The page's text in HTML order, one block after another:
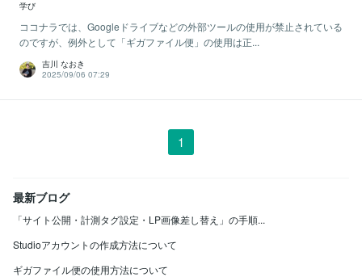
学び
ココナラでは、Googleドライブなどの外部ツールの使用が禁止されている
のですが、例外として「ギガファイル便」の使用は正...
吉川 なおき
2025/09/06 07:29
1
最新ブログ
「サイト公開・計測タグ設定・LP画像差し替え」の手順...
Studioアカウントの作成方法について
ギガファイル便の使用方法について